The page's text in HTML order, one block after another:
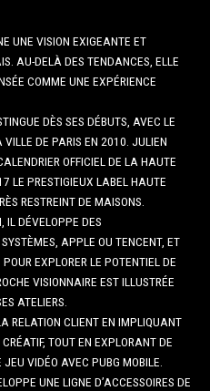
UNE VISION EXIGEANTE ET
AU-DELÀ DES TENDANCES, ELLE
COMME UNE EXPÉRIENCE
DÈS SES DÉBUTS, AVEC LE
DE PARIS EN 2010. JULIEN
OFFICIEL DE LA HAUTE
LE PRESTIGIEUX LABEL HAUTE
RESTREINT DE MAISONS.
IL DÉVELOPPE DES
APPLE OU TENCENT, ET
EXPLORER LE POTENTIEL DE
VISIONNAIRE EST ILLUSTRÉE
ATELIERS.
RELATION CLIENT EN IMPLIQUANT
TOUT EN EXPLORANT DE
VIDÉO AVEC PUBG MOBILE.
UNE LIGNE D’ACCESSOIRES DE